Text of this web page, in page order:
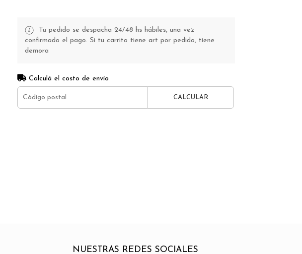
Tu pedido se despacha 24/48 hs hábiles, una vez
confirmado el pago. Si tu carrito tiene art por pedido, tiene
demora
Calculá el costo de envío
CALCULAR
NUESTRAS REDES SOCIALES